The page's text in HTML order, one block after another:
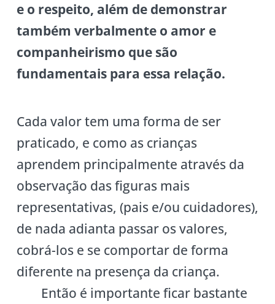
e o respeito, além de demonstrar
também verbalmente o amor e
companheirismo que são
fundamentais para essa relação.
Cada valor tem uma forma de ser
praticado, e como as crianças
aprendem principalmente através da
observação das figuras mais
representativas, (pais e/ou cuidadores),
de nada adianta passar os valores,
cobrá-los e se comportar de forma
diferente na presença da criança.
Então é importante ficar bastante